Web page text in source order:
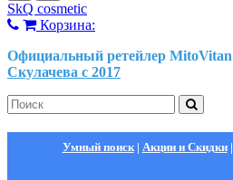
SkQ cosmetic
Корзина:
Официальный ретейлер MitoVitan
Скулачева c 2017
Умный поиск| Акции и Скидки|